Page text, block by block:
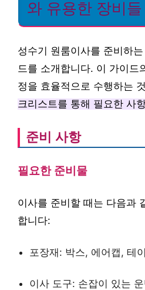
와 유용한 장비들
성수기 원룸이사를 준비하
드를 소개합니다. 이 가이드
정을 효율적으로 수행하는
크리스트를 통해 필요한 사
준비 사항
필요한 준비물
이사를 준비할 때는 다음과
합니다:
포장재: 박스, 에어캡, 테
이사 도구: 손잡이 있는